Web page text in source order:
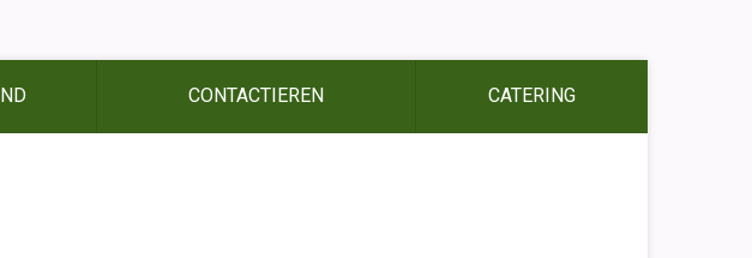
CONTACTIEREN CATERING